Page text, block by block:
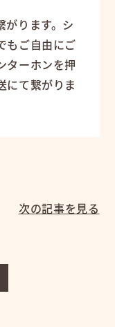
がります。シ
もご自由にご
ターホンを押
にて繋がりま
次の記事を見る